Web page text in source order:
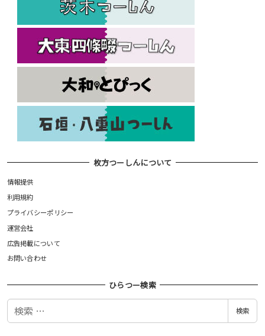
枚方つーしんについて
情報提供
利用規約
プライバシーポリシー
運営会社
広告掲載について
お問い合わせ
ひらつー検索
検
検索